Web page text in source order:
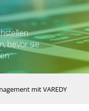
bevor sie
mit VAREDY